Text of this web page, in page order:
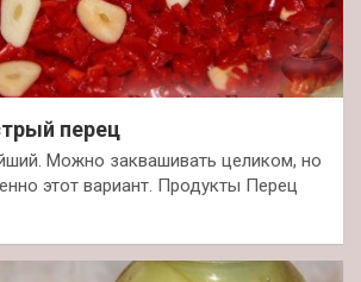
перец
Можно заквашивать целиком, но
этот вариант. Продукты Перец